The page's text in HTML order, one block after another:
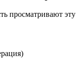
просматривают эту